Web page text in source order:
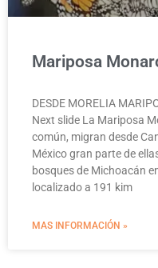
Mariposa
DESDE MORELIA
Next slide La Mariposa
común, migran desde
México gran parte de
bosques de Michoacán
localizado a 191 kim
MAS INFORMACIÓN »